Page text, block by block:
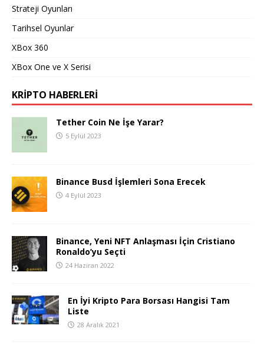
Strateji Oyunları
Tarihsel Oyunlar
XBox 360
XBox One ve X Serisi
KRIPTO HABERLERI
Tether Coin Ne İşe Yarar?
5 Eylül 2023
Binance Busd İşlemleri Sona Erecek
4 Eylül 2023
Binance, Yeni NFT Anlaşması İçin Cristiano
Ronaldo’yu Seçti
24 Haziran 2022
En İyi Kripto Para Borsası Hangisi Tam
Liste
28 Aralık 2021